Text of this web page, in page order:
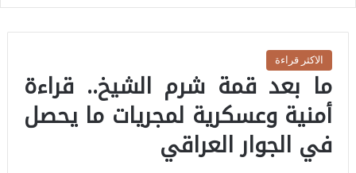
الاكثر قراءة
ما بعد قمة شرم الشيخ.. قراءة
أمنية وعسكرية لمجريات ما يحصل
في الجوار العراقي